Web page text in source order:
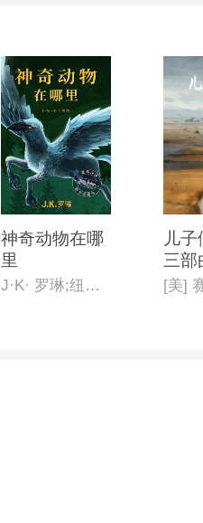
神奇动物在哪
里
J·K· 罗琳;纽特·斯卡曼德
儿
三部
英文
[美]